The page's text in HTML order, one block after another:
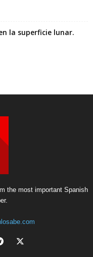
la superficie lunar.
the most important Spanish